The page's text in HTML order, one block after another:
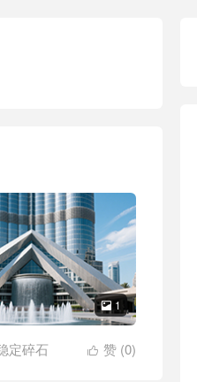
 1
 赞 (0)
定碎石